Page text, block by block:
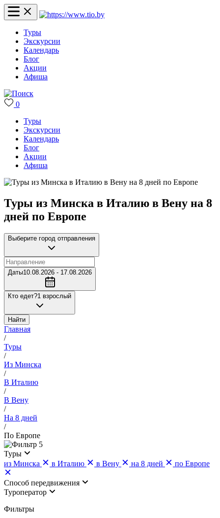
Туры
Экскурсии
Календарь
Блог
Акции
Афиша
0
Туры
Экскурсии
Календарь
Блог
Акции
Афиша
Туры из Минска в Италию в Вену на 8
дней по Европе
Выберите город отправления
Даты10.08.2026 - 17.08.2026
Кто едет?1 взрослый
Найти
Главная
/
Туры
/
Из Минска
/
В Италию
/
В Вену
/
На 8 дней
/
По Европе
5
Туры
из Минска
в Италию в Вену на 8 дней по Европе
Cпособ передвижения
Туроператор
Фильтры